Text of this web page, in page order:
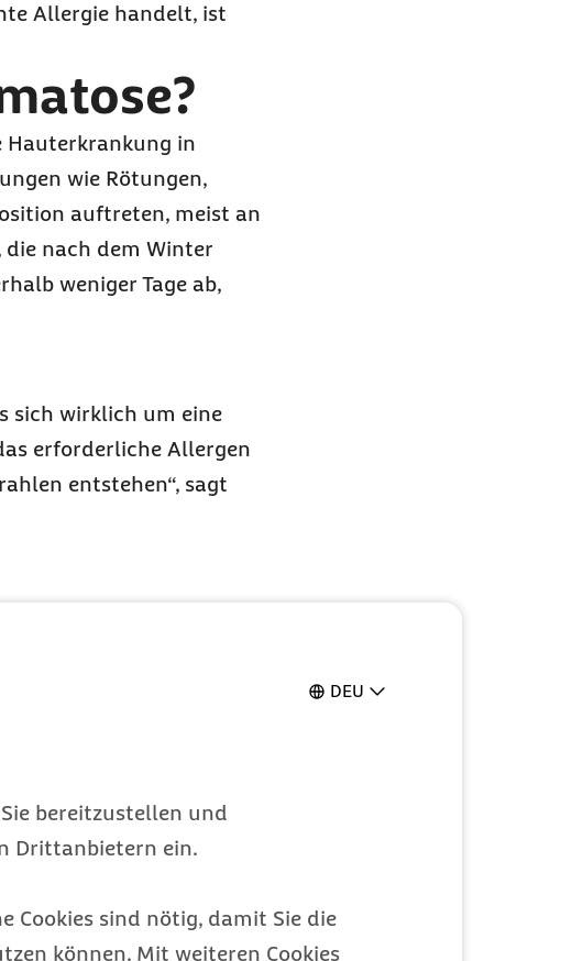
DEU
bereitzustellen und
Drittanbietern ein.
Cookies sind nötig, damit Sie die
können. Mit weiteren Cookies
Allergie handelt, ist
Hauterkrankung in
wie Rötungen,
auftreten, meist an
nach dem Winter
weniger Tage ab,
sich wirklich um eine
erforderliche Allergen
entstehen“, sagt
kann die
werden. Diese